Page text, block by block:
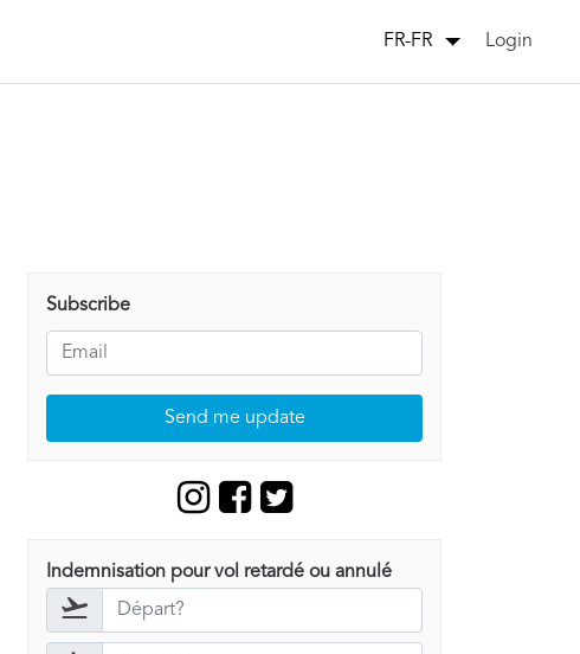
FR-FR Login
Subscribe
Send me update
Indemnisation pour vol retardé ou annulé